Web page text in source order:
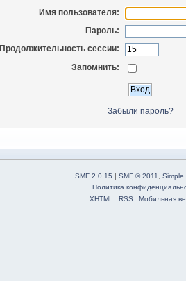
Имя пользователя:
Пароль:
Продолжительность сессии:
Запомнить:
Забыли пароль?
SMF 2.0.15 | SMF © 2011
Simple
Политика
XHTML
RSS Мобильная